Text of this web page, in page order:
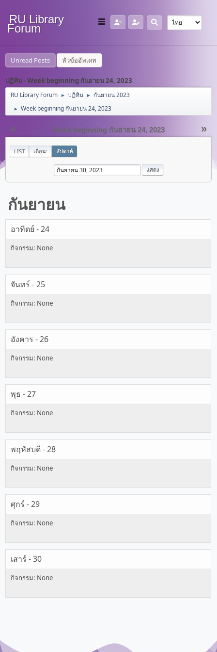
RU Library
Forum
Unread Posts หัวข้ออัพเดท
ปฏิทิน - Week beginning กันยายน 24, 2023
RU Library Forum ► ปฏิทิน ► กันยายน 2023
► Week beginning กันยายน 24, 2023
« »
Week beginning กันยายน 24, 2023
LIST เดือน: สัปดาห์
กันยายน
อาทิตย์ - 24
จันทร์ - 25
อังคาร - 26
พุธ - 27
พฤหัสบดี - 28
ศุกร์ - 29
เสาร์ - 30